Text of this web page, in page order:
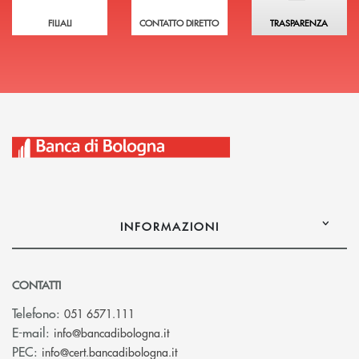
FILIALI CONTATTO DIRETTO TRASPARENZA
INFORMAZIONI
CONTATTI
Telefono: 051 6571.111
E-mail: info@bancadibologna.it(si apre l’app di posta elettronica)
PEC: info@cert.bancadibologna.it(si apre l’app di posta